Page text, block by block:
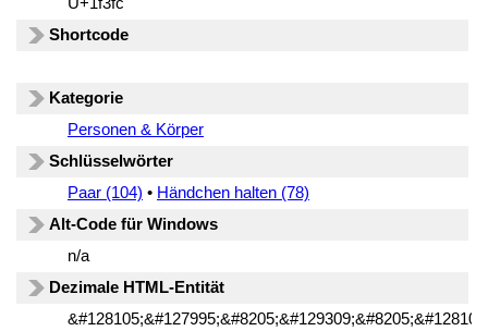
Shortcode
Kategorie
Personen & Körper
Schlüsselwörter
Paar (104) • Händchen halten (78)
Alt-Code für Windows
n/a
Dezimale HTML-Entität